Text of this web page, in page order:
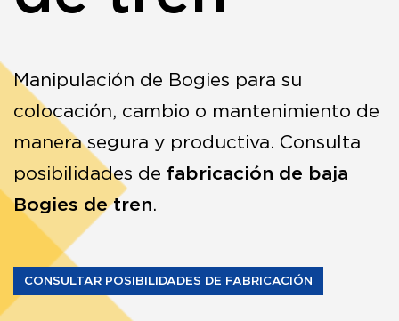
Manipulación de Bogies para su
colocación, cambio o mantenimiento de
manera segura y productiva. Consulta
posibilidades de fabricación de baja
Bogies de tren.
CONSULTAR POSIBILIDADES DE FABRICACIÓN